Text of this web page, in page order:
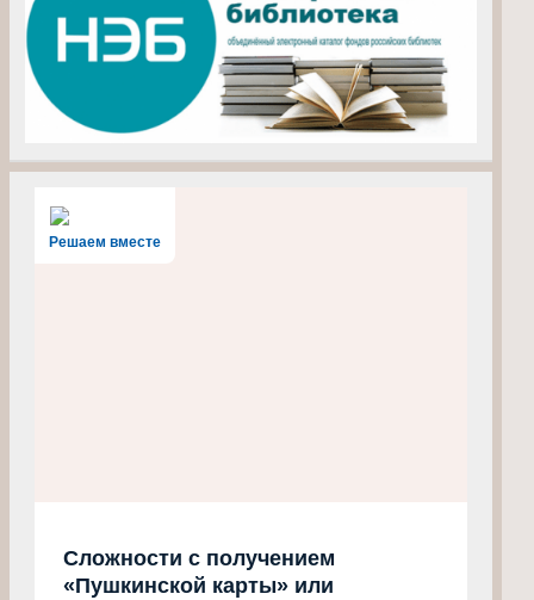
Решаем вместе
Сложности с получением
«Пушкинской карты» или